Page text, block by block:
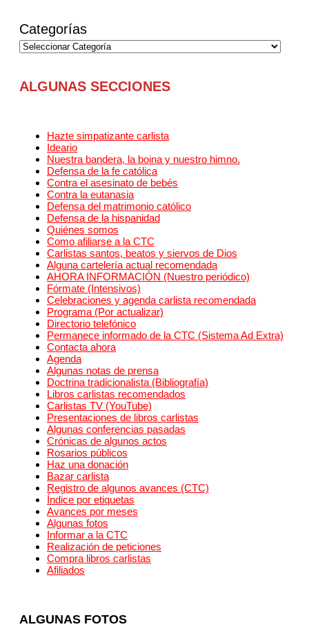
Categorías
ALGUNAS SECCIONES
Hazte simpatizante carlista
Ideario
Nuestra bandera, la boina y nuestro himno.
Defensa de la fe católica
Contra el asesinato de bebés
Contra la eutanasia
Defensa del matrimonio católico
Defensa de la hispanidad
Quiénes somos
Como afiliarse a la CTC
Carlistas santos, beatos y siervos de Dios
Alguna cartelería actual recomendada
AHORA INFORMACIÓN (Nuestro periódico)
Fórmate (Intensivos)
Celebraciones y agenda carlista recomendada
Programa (Por actualizar)
Directorio telefónico
Permanece informado de la CTC (Sistema Ad Extra)
Contacta ahora
Agenda
Algunas notas de prensa
Doctrina tradicionalista (Bibliografía)
Libros carlistas recomendados
Carlistas TV (YouTube)
Presentaciones de libros carlistas
Algunas conferencias pasadas
Crónicas de algunos actos
Rosarios públicos
Haz una donación
Bazar carlista
Registro de algunos avances (CTC)
Índice por etiquetas
Avances por meses
Algunas fotos
Informar a la CTC
Realización de peticiones
Compra libros carlistas
Afiliados
ALGUNAS FOTOS